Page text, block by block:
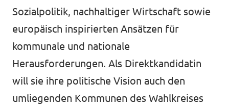
Sozialpolitik, nachhaltiger Wirtschaft sowie
europäisch inspirierten Ansätzen für
kommunale und nationale
Herausforderungen. Als Direktkandidatin
will sie ihre politische Vision auch den
umliegenden Kommunen des Wahlkreises